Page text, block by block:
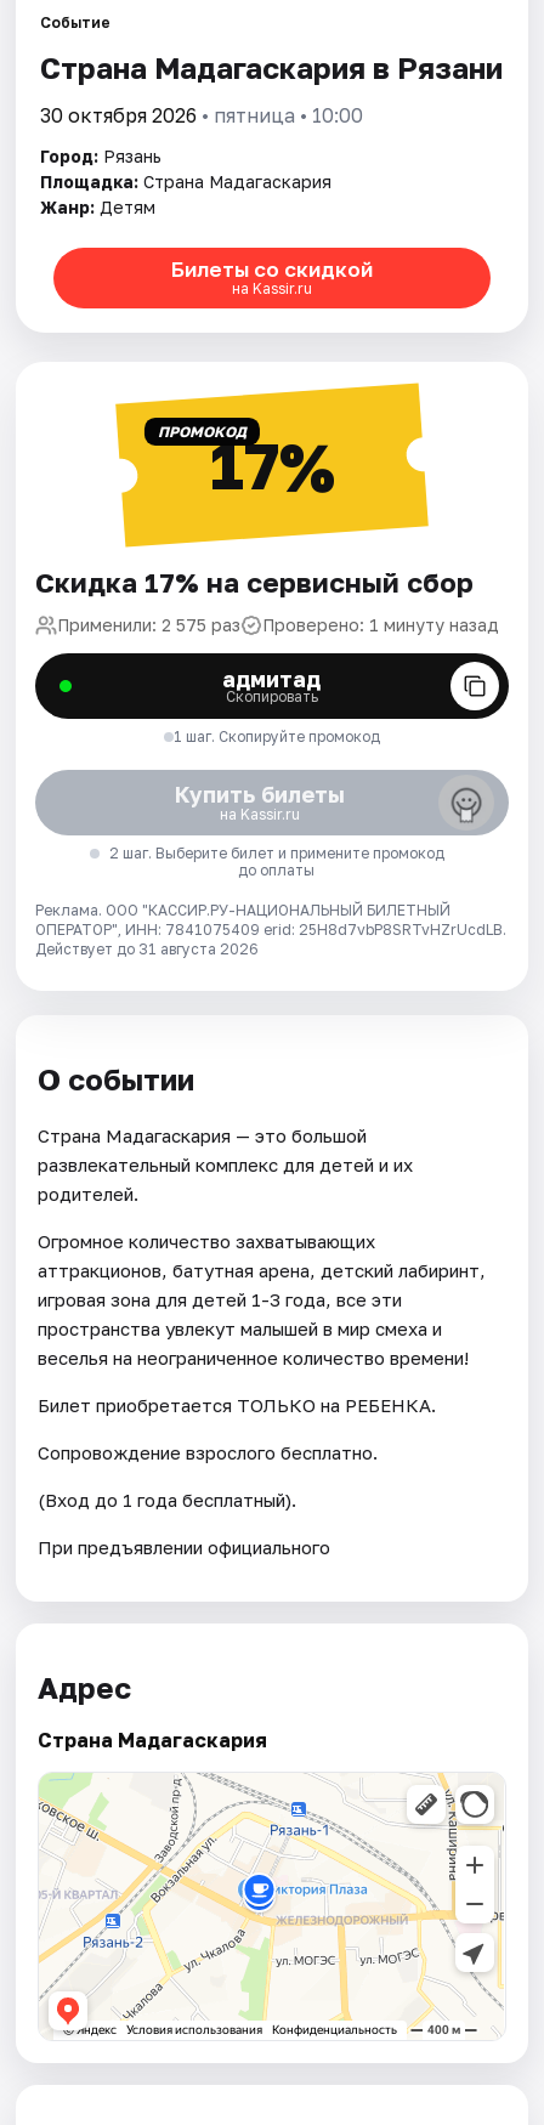
Площадки
Артисты
Рейтинги
Событие
Страна Мадагаскария в Рязани
30 октября 2026 • пятница • 10:00
Город: Рязань
Площадка: Страна Мадагаскария
Жанр: Детям
Билеты со скидкой
на Kassir.ru
ПРОМОКОД17%
Скидка 17% на сервисный сбор
Применили: 2 575 раз Проверено: 1 минуту назад
адмитад
Скопировать
1 шаг. Скопируйте промокод
Купить билеты
на Kassir.ru
2 шаг. Выберите билет и примените промокод
до оплаты
Реклама. ООО "КАССИР.РУ-НАЦИОНАЛЬНЫЙ БИЛЕТНЫЙ
ОПЕРАТОР", ИНН: 7841075409 erid: 25H8d7vbP8SRTvHZrUcdLB.
Действует до 31 августа 2026
О событии
Страна Мадагаскария — это большой
развлекательный комплекс для детей и их
родителей.
Огромное количество захватывающих
аттракционов, батутная арена, детский лабиринт,
игровая зона для детей 1-3 года, все эти
пространства увлекут малышей в мир смеха и
веселья на неограниченное количество времени!
Билет приобретается ТОЛЬКО на РЕБЕНКА.
Сопровождение взрослого бесплатно.
(Вход до 1 года бесплатный).
При предъявлении официального
Адрес
Страна Мадагаскария